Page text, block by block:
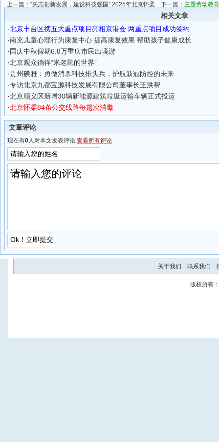
上一篇： “矢志创新发展，建设科技强国” 2025年北京怀柔
下一篇： 主题劳动教
相关文章
·北京丰台区携五大重点项目亮相京港会 两重点项目成功签约
·南充儿童心理行为康复中心 提高康复效果 帮助孩子健康成长
· 国庆中秋假期6.8万重庆市民出境游
·北京观众徜徉“米老鼠的世界”
·贵州碘雅：勇做消杀科技排头兵，护航新冠防控的未来
·专访北京九都宝源科技发展有限公司董事长王洪帮
·北京顺义区新增30辆新能源建筑垃圾运输车辆正式投运
·北京怀柔84条公交线路每趟次消毒
文章评论
现在有0人对本文发表评论 查看所有评论
关于我们 联系我们
版权所有：